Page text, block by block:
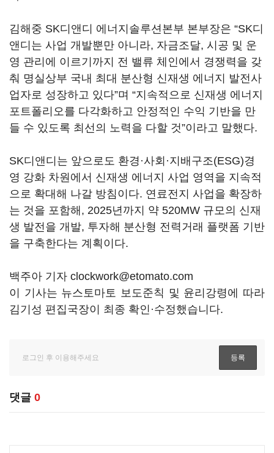
김해중 SK디앤디 에너지솔루션본부 본부장은 “SK디
앤디는 사업 개발뿐만 아니라, 자금조달, 시공 및 운
영 관리에 이르기까지 전 밸류 체인에서 경쟁력을 갖
춰 명실상부 국내 최대 분산형 신재생 에너지 발전사
업자로 성장하고 있다”며 “지속적으로 신재생 에너지
포트폴리오를 다각화하고 안정적인 수익 기반을 만
들 수 있도록 최선의 노력을 다할 것”이라고 말했다.
SK디앤디는 앞으로도 환경·사회·지배구조(ESG)경
영 강화 차원에서 신재생 에너지 사업 영역을 지속적
으로 확대해 나갈 방침이다. 연료전지 사업을 확장하
는 것을 포함해, 2025년까지 약 520MW 규모의 신재
생 발전을 개발, 투자해 분산형 전력거래 플랫폼 기반
을 구축한다는 계획이다.
백주아 기자 clockwork@etomato.com
이 기사는 뉴스토마토 보도준칙 및 윤리강령에 따라
김기성 편집국장이 최종 확인·수정했습니다.
댓글 0